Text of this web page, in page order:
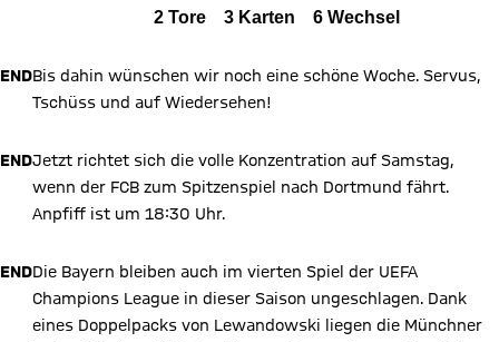
2 Tore 3 Karten 6 Wechsel
ENDBis dahin wünschen wir noch eine schöne Woche. Servus,
Tschüss und auf Wiedersehen!
ENDJetzt richtet sich die volle Konzentration auf Samstag,
wenn der FCB zum Spitzenspiel nach Dortmund fährt.
Anpfiff ist um 18:30 Uhr.
ENDDie Bayern bleiben auch im vierten Spiel der UEFA
Champions League in dieser Saison ungeschlagen. Dank
eines Doppelpacks von Lewandowski liegen die Münchner